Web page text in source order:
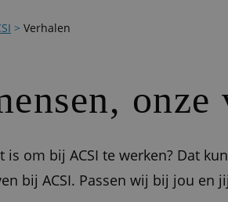
> Verhalen
onze
is om bij ACSI te werken? Dat
bij ACSI. Passen wij bij jou